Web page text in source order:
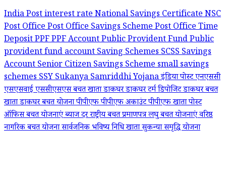
India Postinterest rateNational Savings CertificateNSC
Post OfficePost Office Savings SchemePost Office Time
DepositPPFPPF AccountPublic Provident FundPublic
provident fund accountSaving SchemesSCSS Savings
AccountSenior Citizen Savings Schemesmall savings
schemesSSYSukanya Samriddhi Yojanaइंडिया पोस्टएनएससी
एसएसवाईएससीएसएस बचत खाताडाकघरडाकघर टर्म डिपोजिटडाकघर बचत
खाताडाकघर बचत योजनापीपीएफपीपीएफ अकाउंटपीपीएफ खातापोस्ट
ऑफिसबचत योजनाएंब्याज दरराष्ट्रीय बचत प्रमाणपत्रलघु बचत योजनाएंवरिष्ठ
नागरिक बचत योजनासार्वजनिक भविष्य निधि खातासुकन्या समृद्धि योजना